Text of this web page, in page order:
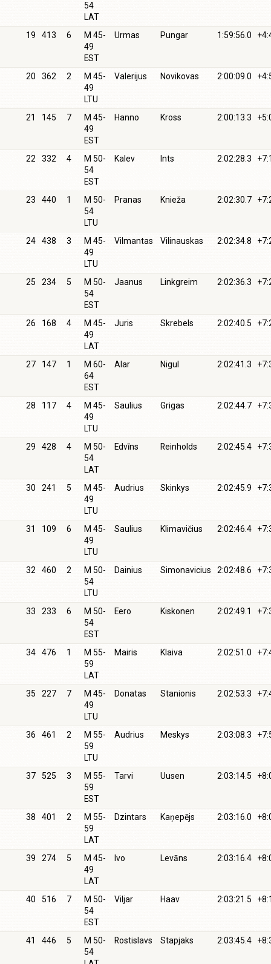
54
LAT
19 413 6
M 45-
49
EST
Urmas Pungar 1:59:56.0
20 362 2
M 45-
49
LTU
Valerijus Novikovas 2:00:09.0
21 145 7
M 45-
49
EST
Hanno Kross 2:00:13.3
22 332 4
M 50-
54
EST
Kalev Ints 2:02:28.3
23 440 1
M 50-
54
LTU
Pranas Knieža 2:02:30.7
24 438 3
M 45-
49
LTU
Vilmantas Vilinauskas 2:02:34.8
25 234 5
M 50-
54
EST
Jaanus Linkgreim 2:02:36.3
26 168 4
M 45-
49
LAT
Juris Skrebels 2:02:40.5
27 147 1
M 60-
64
EST
Alar Nigul 2:02:41.3
28 117 4
M 45-
49
LTU
Saulius Grigas 2:02:44.7
29 428 4
M 50-
54
LAT
Edvīns Reinholds 2:02:45.4
30 241 5
M 45-
49
LTU
Audrius Skinkys 2:02:45.9
31 109 6
M 45-
49
LTU
Saulius Klimavičius 2:02:46.4
32 460 2
M 50-
54
LTU
Dainius Simonavicius 2:02:48.6
33 233 6
M 50-
54
EST
Eero Kiskonen 2:02:49.1
34 476 1
M 55-
59
LAT
Mairis Klaiva 2:02:51.0
35 227 7
M 45-
49
LTU
Donatas Stanionis 2:02:53.3
36 461 2
M 55-
59
LTU
Audrius Meskys 2:03:08.3
37 525 3
M 55-
59
EST
Tarvi Uusen 2:03:14.5
38 401 2
M 55-
59
LAT
Dzintars Kaņepējs 2:03:16.0
39 274 5
M 45-
49
LAT
Ivo Levāns 2:03:16.4
40 516 7
M 50-
54
EST
Viljar Haav 2:03:21.5
41 446 5
M 50-
54
Rostislavs Stapjaks 2:03:45.4